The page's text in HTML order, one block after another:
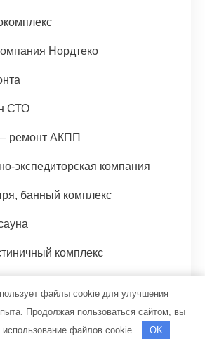
Нордтеко
СТО
ремонт АКПП
экспедиторская компания
банный комплекс
комплекс
оздоровительный центр
файлы cookie для улучшения
Продолжая пользоваться сайтом, вы
использование файлов cookie.
OK